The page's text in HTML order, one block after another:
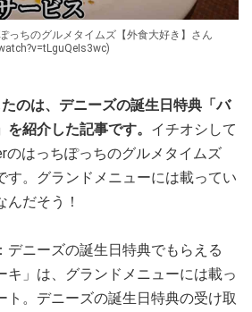
っちのグルメタイムズ【外食大好き】さん
のは、デニーズの誕生日特典「バ
紹介した記事です。 イチオシして
のはっちぽっちのグルメタイムズ
す。グランドメニューには載ってい
だそう！
デニーズの誕生日特典でもらえる
キ」は、グランドメニューには載っ
ト。デニーズの誕生日特典の受け取